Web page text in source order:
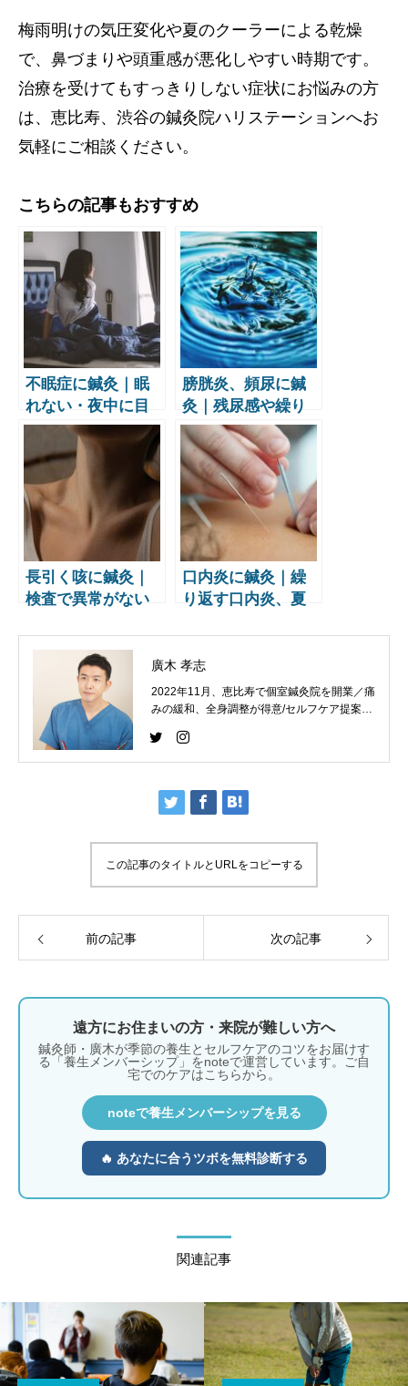
梅雨明けの気圧変化や夏のクーラーによる乾燥
で、鼻づまりや頭重感が悪化しやすい時期です。
治療を受けてもすっきりしない症状にお悩みの方
は、恵比寿、渋谷の鍼灸院ハリステーションへお
気軽にご相談ください。
こちらの記事もおすすめ
不眠症に鍼灸｜眠
れない・夜中に目
が覚める・朝早く
起きてしまう悩み
を東洋医学で改善
【鍼灸師監修】
膀胱炎、頻尿に鍼
灸｜残尿感や繰り
返す違和感、スト
レス性の頻尿を東
洋医学でケア【鍼
灸師監修】
長引く咳に鍼灸｜
検査で異常がない
洋医学でケア【鍼
灸師監修】
口内炎に鍼灸｜繰
り返す口内炎、夏
学でケア【鍼灸師
監修】
廣木 孝志
2022年11月、恵比寿で個室鍼灸院を開業／痛
みの緩和、全身調整が得意/セルフケア提案と
この記事のタイトルとURLをコピーする
前の記事 次の記事
遠方にお住まいの方・来院が難しい方へ
鍼灸師・廣木が季節の養生とセルフケアのコツをお届けす
る「養生メンバーシップ」をnoteで運営しています。ご自
宅でのケアはこちらから。
noteで養生メンバーシップを見る
🔥 あなたに合うツボを無料診断する
関連記事